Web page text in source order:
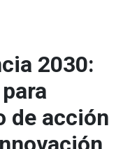
2030:
de acción